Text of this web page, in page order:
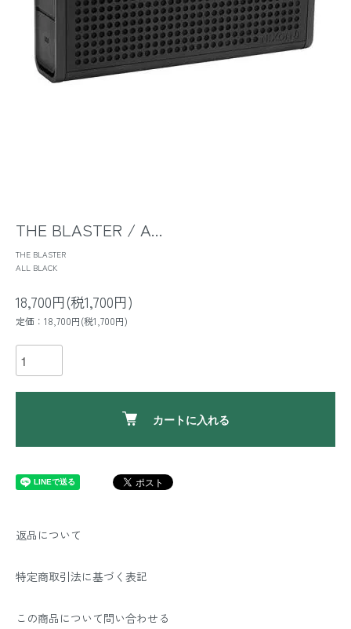
THE BLASTER / A...
THE BLASTER
ALL BLACK
18,700円(税1,700円)
定価：18,700円(税1,700円)
カートに入れる
返品について
特定商取引法に基づく表記
この商品について問い合わせる